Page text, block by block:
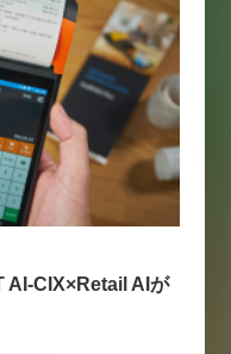
AI‑CIX×Retail AIが